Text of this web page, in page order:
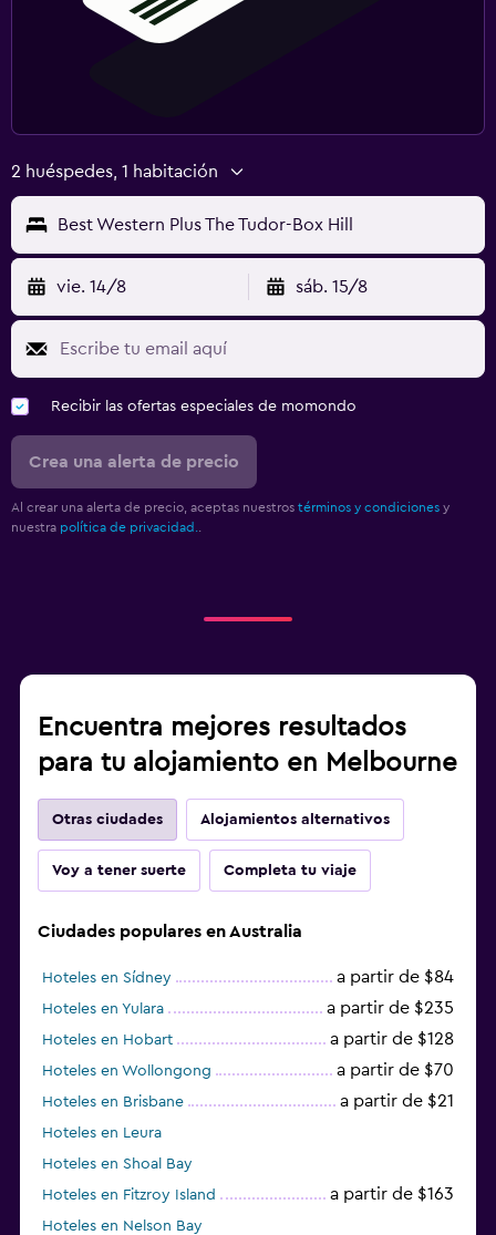
2 huéspedes, 1 habitación
Best Western Plus The Tudor-Box Hill
vie. 14/8 sáb. 15/8
Recibir las ofertas especiales de momondo
Crea una alerta de precio
Al crear una alerta de precio, aceptas nuestros términos y condiciones y
nuestra política de privacidad.
Encuentra mejores resultados
para tu alojamiento en Melbourne
Otras ciudades Alojamientos alternativos
Voy a tener suerte Completa tu viaje
Ciudades populares en Australia
Hoteles en Sídney a partir de $84
Hoteles en Yulara a partir de $235
Hoteles en Hobart a partir de $128
Hoteles en Wollongong a partir de $70
Hoteles en Brisbane a partir de $21
Hoteles en Leura
Hoteles en Shoal Bay
Hoteles en Fitzroy Island
a partir de $163
Hoteles en Nelson Bay